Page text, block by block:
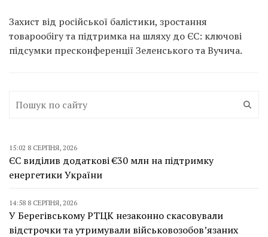
Захист від російської балістики, зростання
товарообігу та підтримка на шляху до ЄС: ключові
підсумки пресконференції Зеленського та Вучича.
15:02 8 СЕРПНЯ, 2026
ЄС виділив додаткові €30 млн на підтримку
енергетики України
14:58 8 СЕРПНЯ, 2026
У Берегівському РТЦК незаконно скасовували
відстрочки та утримували військовозобов’язаних